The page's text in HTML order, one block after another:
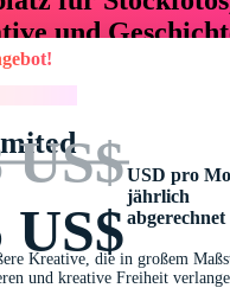
und
und Budget
US$
US$
USD pro
jährlich
abgerechnet
Kreative, die in großem
und kreative Freiheit